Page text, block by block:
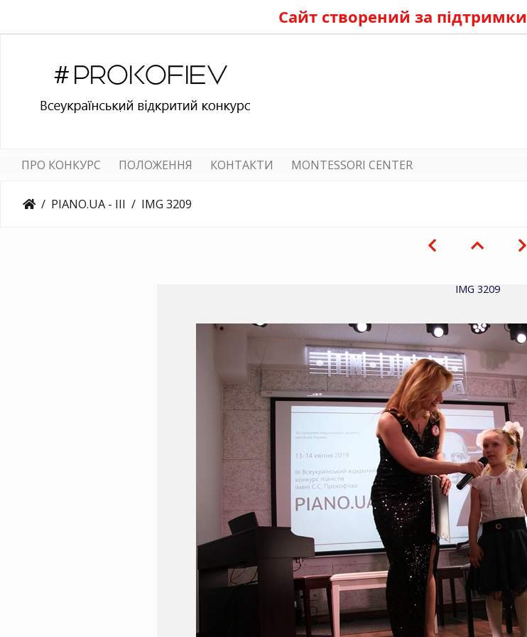
Сайт створений за підтримки
ПРО КОНКУРС ПОЛОЖЕННЯ КОНТАКТИ MONTESSORI CENTER
PIANO.UA - III IMG 3209
IMG 3209